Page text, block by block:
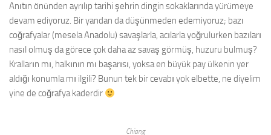
Anıtın önünden ayrılıp tarihi şehrin dingin sokaklarında yürümeye
devam ediyoruz. Bir yandan da düşünmeden edemiyoruz; bazı
coğrafyalar (mesela Anadolu) savaşlarla, acılarla yoğrulurken bazıları
nasıl olmuş da görece çok daha az savaş görmüş, huzuru bulmuş?
Kralların mı, halkının mı başarısı, yoksa en büyük pay ülkenin yer
aldığı konumla mı ilgili? Bunun tek bir cevabı yok elbette, ne diyelim
yine de coğrafya kaderdir
Chiang